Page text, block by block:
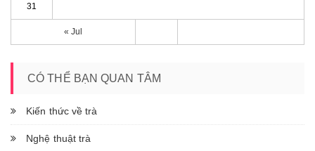
« Jul
31
CÓ THỂ BẠN QUAN TÂM
Kiến thức về trà
Nghệ thuật trà